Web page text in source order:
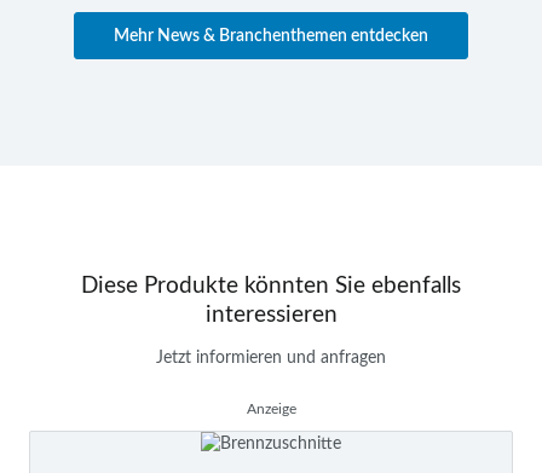
Mehr News & Branchenthemen entdecken
Diese Produkte könnten Sie ebenfalls
interessieren
Jetzt informieren und anfragen
Anzeige